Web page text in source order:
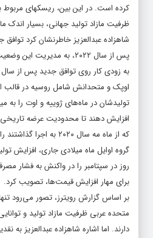
کرده است. در این بین، ریسکهای مربوط
ظرفیت مازاد تولید جهانی، بسیار اندک
شاهزاده عبدالعزیز خاطرنشان کرد
پس از سال ۲۰۲۲، به
به زودی کار روی توافق جدید پس از سال ۲۰۲۲ را آغاز می‌کنیم.
اوپک و متحدانش شامل روسیه در قالب
که از ماه مه سال ۲۰۲۰
روز در سپتامبر را در واکنش به فشار
برای مهار افزایش قیمت‌ها، تصویب کرد.
بر اساس گزارش رویترز، تصور می‌رود
متحده عربی ظرفیت مازاد تولید و
دارند. اما اشاره شاهزاده عبدالعزیز به